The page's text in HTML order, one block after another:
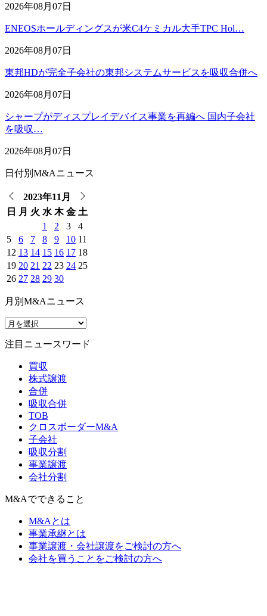
2026年08月07日
ENEOSホールディングスが米C4ケミカル大手TPC Hol…
2026年08月07日
東邦HDが完全子会社の東邦システムサービスを吸収合併へ
2026年08月07日
シャープがディスプレイデバイス事業を再編へ 国内子会社
を吸収…
2026年08月07日
日付別M&Aニュース
2023年11月
日
月 火 水 木 金 土
1
2 3
4
5
6 7 8 9 10 11
12 13 14 15 16 17 18
19 20 21 22 23 24 25
26 27 28 29 30
月別M&Aニュース
注目ニュースワード
買収
株式譲渡
合併
吸収合併
TOB
クロスボーダーM&A
子会社
吸収分割
事業譲渡
会社分割
M&Aでできること
M&Aとは
事業承継とは
事業譲渡・会社譲渡をご検討の方へ
会社を買うことをご検討の方へ